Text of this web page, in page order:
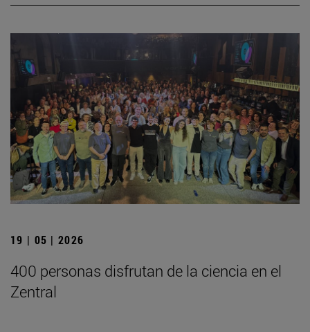
19 | 05 | 2026
400 personas disfrutan de la ciencia en el
Zentral